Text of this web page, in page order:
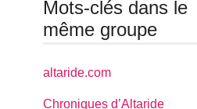
Mots-clés dans le
même groupe
altaride.com
Chroniques d’Altaride